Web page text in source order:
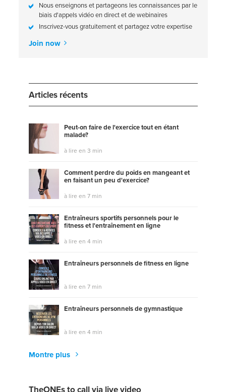
Nous enseignons et partageons les connaissances par le
biais d'appels vidéo en direct et de webinaires
Inscrivez-vous gratuitement et partagez votre expertise
Join now
Articles récents
Peut-on faire de l'exercice tout en étant
malade?
à lire en 3 min
Comment perdre du poids en mangeant et
en faisant un peu d'exercice?
à lire en 7 min
Entraîneurs sportifs personnels pour le
fitness et l'entraînement en ligne
à lire en 4 min
Entraîneurs personnels de fitness en ligne
à lire en 7 min
Entraîneurs personnels de gymnastique
à lire en 4 min
Montre plus
TheONEs to call via live video